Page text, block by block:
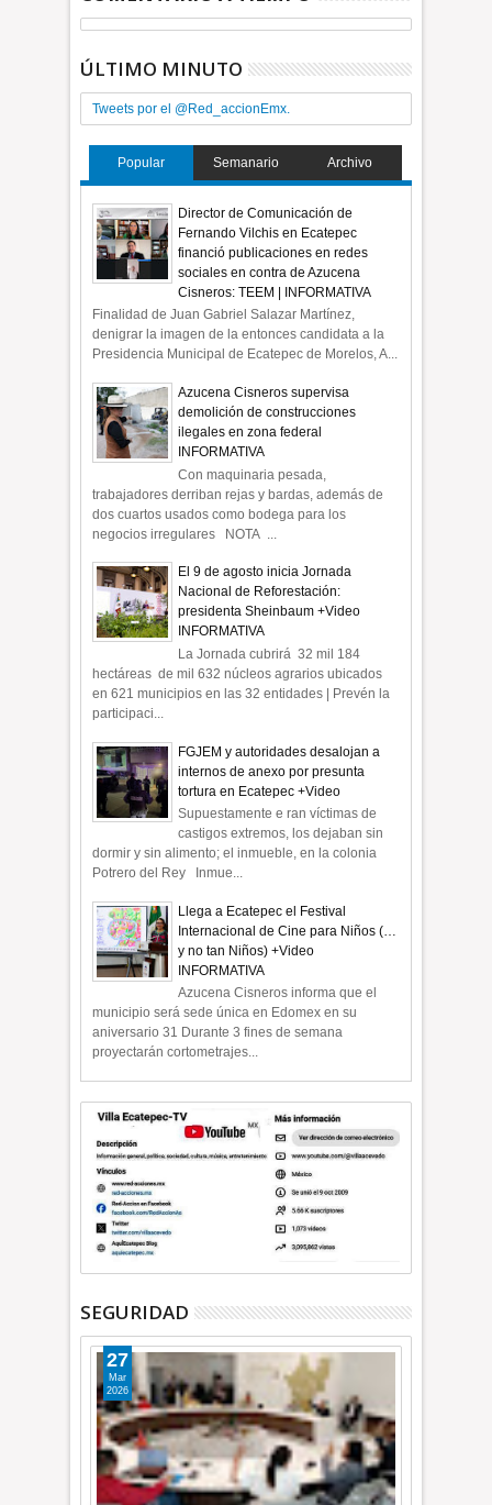
ÚLTIMO MINUTO
Tweets por el @Red_accionEmx.
Popular Semanario Archivo
Director de Comunicación de
Fernando Vilchis en Ecatepec
financió publicaciones en redes
sociales en contra de Azucena
Cisneros: TEEM | INFORMATIVA
Finalidad de Juan Gabriel Salazar Martínez,
denigrar la imagen de la entonces candidata a la
Presidencia Municipal de Ecatepec de Morelos, A...
Azucena Cisneros supervisa
demolición de construcciones
ilegales en zona federal
INFORMATIVA
Con maquinaria pesada,
trabajadores derriban rejas y bardas, además de
dos cuartos usados como bodega para los
negocios irregulares NOTA ...
El 9 de agosto inicia Jornada
Nacional de Reforestación:
presidenta Sheinbaum +Video
INFORMATIVA
La Jornada cubrirá 32 mil 184
hectáreas de mil 632 núcleos agrarios ubicados
en 621 municipios en las 32 entidades | Prevén la
participaci...
FGJEM y autoridades desalojan a
internos de anexo por presunta
tortura en Ecatepec +Video
Supuestamente e ran víctimas de
castigos extremos, los dejaban sin
dormir y sin alimento; el inmueble, en la colonia
Potrero del Rey Inmue...
Llega a Ecatepec el Festival
Internacional de Cine para Niños (…
y no tan Niños) +Video
INFORMATIVA
Azucena Cisneros informa que el
municipio será sede única en Edomex en su
aniversario 31 Durante 3 fines de semana
proyectarán cortometrajes...
SEGURIDAD
27
Mar
2026